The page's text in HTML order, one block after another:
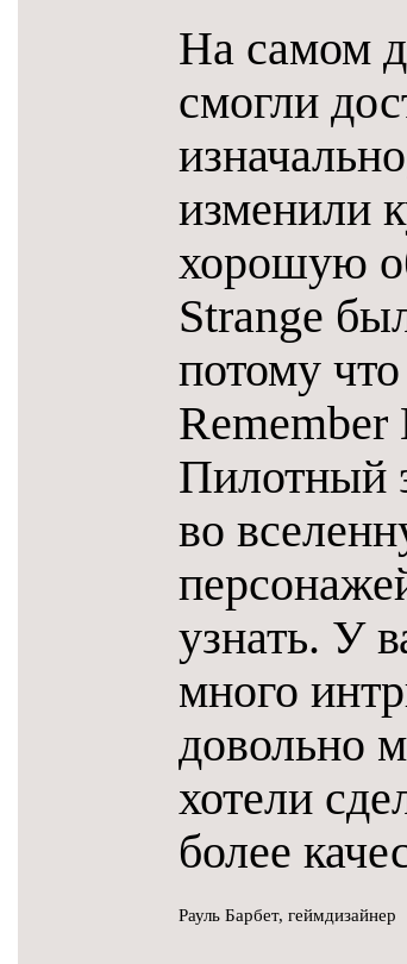
На самом
смогли
изменили
хорошую
Strange
потому
Remember
Пилотный
во
узнать. У
много
довольно
хотели
более
Рауль Барбет, геймдизайнер